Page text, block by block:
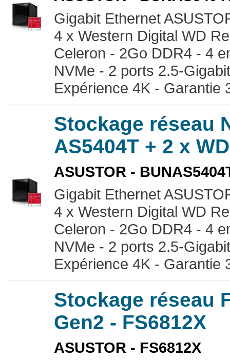
Gigabit Ethernet
4 x Western Digital WD
Celeron - 2Go DDR4 - 4
NVMe - 2 ports 2.5-
Expérience 4K - Garantie
Stockage réseau
AS5404T + 2 x
ASUSTOR -
Gigabit Ethernet
4 x Western Digital WD
Celeron - 2Go DDR4 - 4
NVMe - 2 ports 2.5-
Expérience 4K - Garantie
Stockage réseau
Gen2 - FS6812X
ASUSTOR - FS6812X